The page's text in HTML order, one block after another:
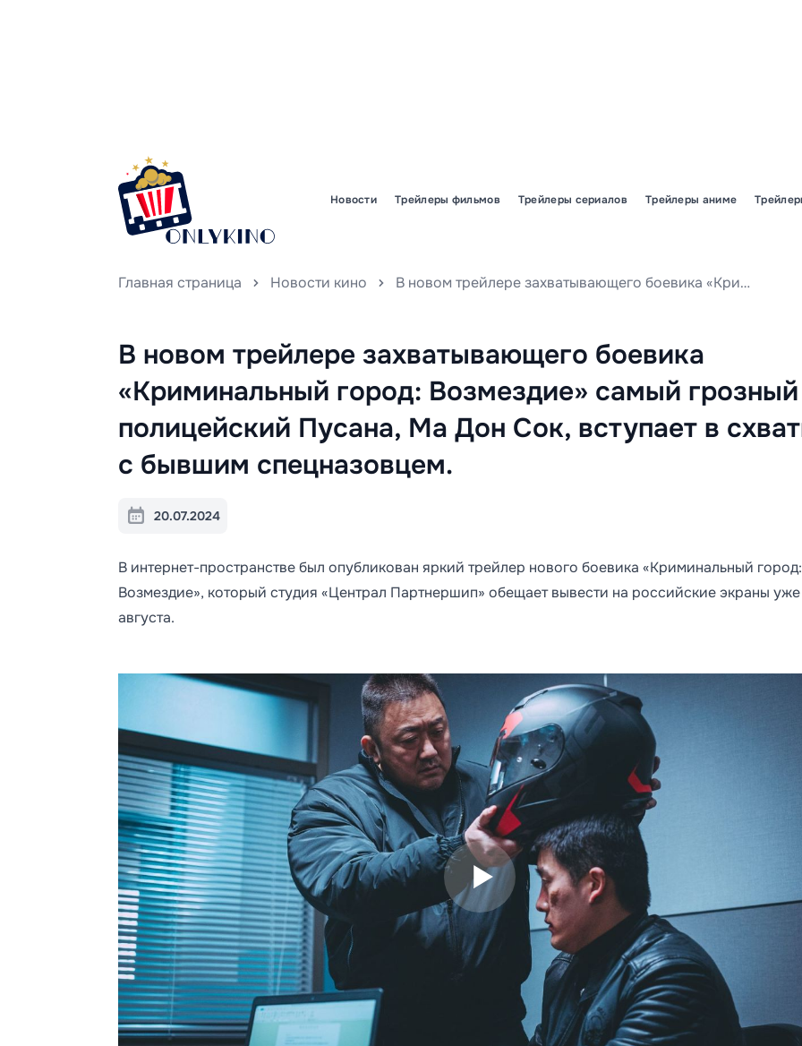
Новости Трейлеры фильмов Трейлеры сериалов Трейлеры аниме
Главная страница Новости кино В новом трейлере захватывающего боевика «Криминальный город: Возмездие» самый грозный полицейский Пусана, Ма Дон Сок, вступает в схватку с бывшим спецназовцем.
В новом трейлере захватывающего боевика
«Криминальный город: Возмездие» самый грозный
полицейский Пусана, Ма Дон Сок, вступает в
с бывшим спецназовцем.
20.07.2024
В интернет-пространстве был опубликован яркий трейлер нового боевика «Криминальный город:
Возмездие», который студия «Централ Партнершип» обещает вывести на российские экраны уже
августа.